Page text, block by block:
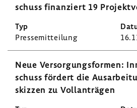
schuss finan­ziert 19
Pres­se­mit­tei­lung
Neue Versor­gungs­formen:
schuss fördert die
skizzen zu Voll­an­trägen